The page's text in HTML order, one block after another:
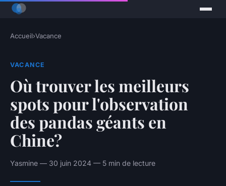
Accueil›Vacance
VACANCE
Où trouver les meilleurs
spots pour l'observation
des pandas géants en
Chine?
Yasmine — 30 juin 2024 — 5 min de lecture